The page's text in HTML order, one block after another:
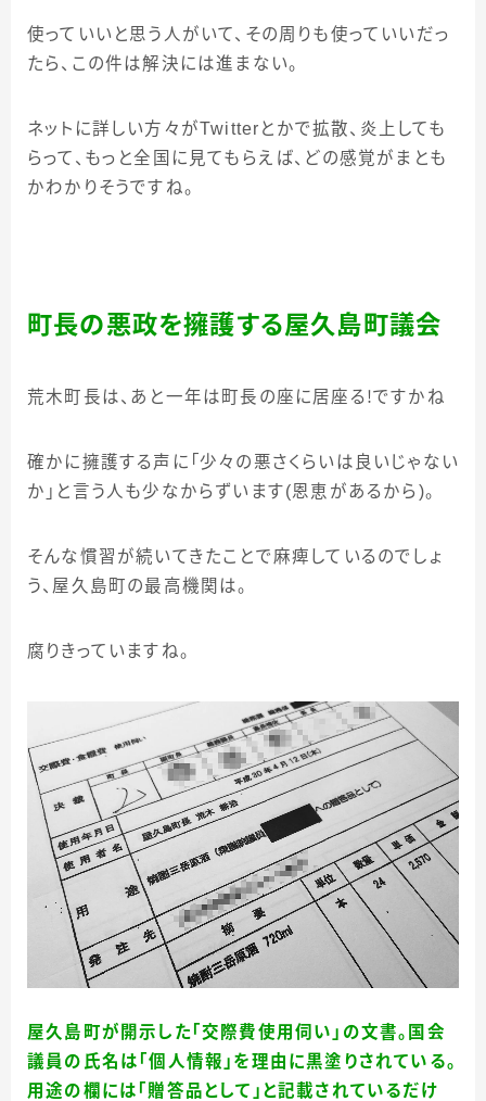
使っていいと思う人がいて、その周りも使っていいだっ
たら、この件は解決には進まない。
ネットに詳しい方々がTwitter とかで拡散、炎上しても
らって、もっと全国に見てもらえば、どの感覚がまとも
かわかりそうですね。
町長の悪政を擁護する屋久島町議会
荒木町長は、あと一年は町長の座に居座る！ですかね
確かに擁護する声に「少々の悪さくらいは良いじゃない
か」と言う人も少なからずいます(恩恵があるから)。
そんな慣習が続いてきたことで麻痺しているのでしょ
う、屋久島町の最高機関は。
腐りきっていますね。
屋久島町が開示した「交際費使用伺い」の文書。国会
議員の氏名は「個人情報」を理由に黒塗りされている。
用途の欄には「贈答品として」と記載されているだけ